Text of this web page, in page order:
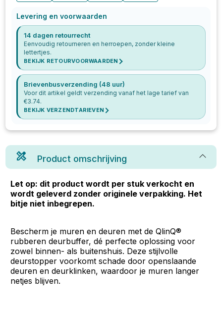
Levering en voorwaarden
14 dagen retourrecht
Eenvoudig retourneren en herroepen, zonder kleine
lettertjes.
BEKIJK RETOURVOORWAARDEN
Brievenbusverzending (48 uur)
Voor dit artikel geldt verzending vanaf het lage tarief van
€3.74.
BEKIJK VERZENDTARIEVEN
Product omschrijving
Let op: dit product wordt per stuk verkocht en
wordt geleverd zonder originele verpakking. Het
bitje niet inbegrepen.
Bescherm je muren en deuren met de QlinQ®
rubberen deurbuffer, dé perfecte oplossing voor
zowel binnen- als buitenshuis. Deze stijlvolle
deurstopper voorkomt schade door openslaande
deuren en deurklinken, waardoor je muren langer
netjes blijven.